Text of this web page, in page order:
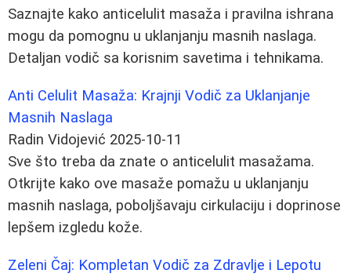
Saznajte kako anticelulit masaža i pravilna ishrana
mogu da pomognu u uklanjanju masnih naslaga.
Detaljan vodič sa korisnim savetima i tehnikama.
Anti Celulit Masaža: Krajnji Vodič za Uklanjanje
Masnih Naslaga
Radin Vidojević 2025-10-11
Sve što treba da znate o anticelulit masažama.
Otkrijte kako ove masaže pomažu u uklanjanju
masnih naslaga, poboljšavaju cirkulaciju i doprinose
lepšem izgledu kože.
Zeleni Čaj: Kompletan Vodič za Zdravlje i Lepotu